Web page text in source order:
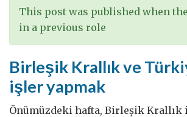
This post was published when
in a previous role
Birleşik Krallık ve
işler yapmak
Önümüzdeki hafta, Birleşik Krallık